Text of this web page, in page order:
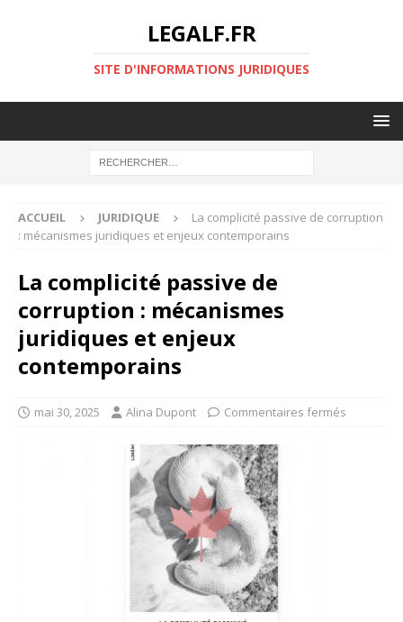
LEGALF.FR
SITE D'INFORMATIONS JURIDIQUES
ACCUEIL JURIDIQUE
La complicité passive de corruption
: mécanismes juridiques et enjeux contemporains
La complicité passive de
corruption : mécanismes
juridiques et enjeux
contemporains
mai 30, 2025 Alina Dupont Commentaires fermés